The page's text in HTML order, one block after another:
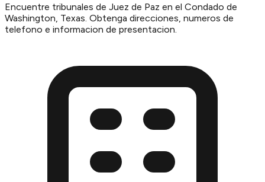
Encuentre tribunales de Juez de Paz en el Condado de
Washington, Texas. Obtenga direcciones, numeros de
telefono e informacion de presentacion.